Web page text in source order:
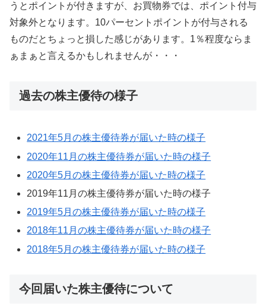
うとポイントが付きますが、お買物券では、ポイント付与
対象外となります。10パーセントポイントが付与される
ものだとちょっと損した感じがあります。1％程度ならま
ぁまぁと言えるかもしれませんが・・・
過去の株主優待の様子
2021年5月の株主優待券が届いた時の様子
2020年11月の株主優待券が届いた時の様子
2020年5月の株主優待券が届いた時の様子
2019年11月の株主優待券が届いた時の様子
2019年5月の株主優待券が届いた時の様子
2018年11月の株主優待券が届いた時の様子
2018年5月の株主優待券が届いた時の様子
今回届いた株主優待について